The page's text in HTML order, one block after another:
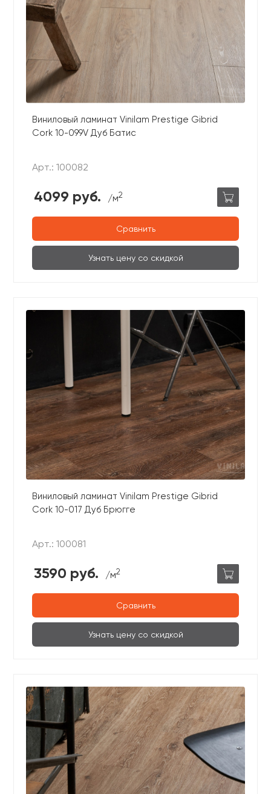
Виниловый ламинат Vinilam Prestige Gibrid
Cork 10-099V Дуб Батис
Арт.: 100082
4099 руб. /м2
Сравнить
Узнать цену со скидкой
Виниловый ламинат Vinilam Prestige Gibrid
Cork 10-017 Дуб Брюгге
Арт.: 100081
3590 руб. /м2
Сравнить
Узнать цену со скидкой